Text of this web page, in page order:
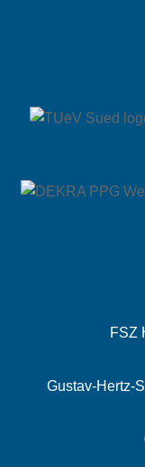
FSZ
Gustav-Hertz-